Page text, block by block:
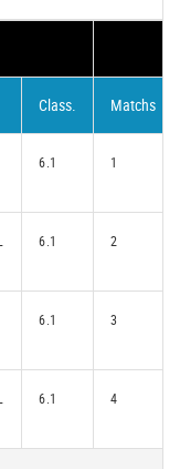
Class. Matchs
6.1 1
6.1 2
6.1 3
6.1 4